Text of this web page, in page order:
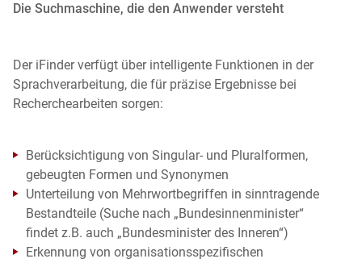
Die Suchmaschine, die den Anwender versteht
Der iFinder verfügt über intelligente Funktionen in der
Sprachverarbeitung, die für präzise Ergebnisse bei
Recherchearbeiten sorgen:
Berücksichtigung von Singular- und Pluralformen,
gebeugten Formen und Synonymen
Unterteilung von Mehrwortbegriffen in sinntragende
Bestandteile (Suche nach „Bundesinnenminister“
findet z.B. auch „Bundesminister des Inneren“)
Erkennung von organisationsspezifischen